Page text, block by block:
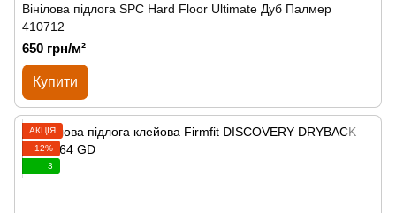
Вінілова підлога SPС Hard Floor Ultimate Дуб Палмер
410712
650 грн/м²
Купити
АКЦІЯ
−12%
3